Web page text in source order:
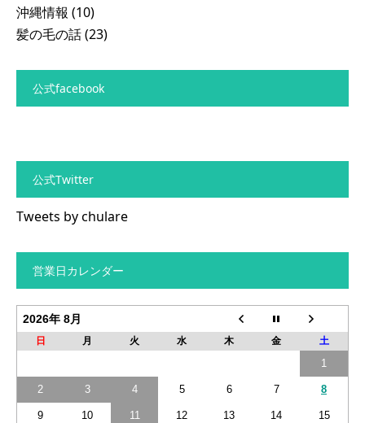
沖縄情報 (10)
髪の毛の話(23)
公式facebook
公式Twitter
Tweets by chulare
営業日カレンダー
2026年 8月
日 月 火 水 木 金 土
1
2 3 4 5 6 7 8
9 10 11 12 13 14 15